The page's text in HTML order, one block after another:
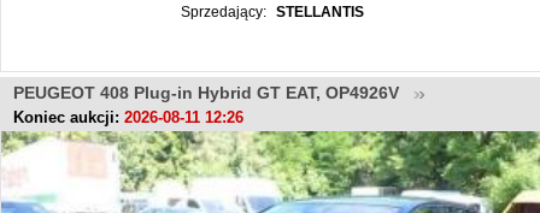
Sprzedający:
STELLANTIS
PEUGEOT 408 Plug-in Hybrid GT EAT, OP4926V
Koniec aukcji: 2026-08-11 12:26